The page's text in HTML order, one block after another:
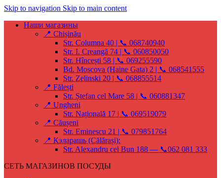
Skip to navigation Skip to main content
Наши магазины
📍 Chișinău
Str. Columna 40 | 📞 068740940
Str. I. Creangă 74 | 📞 060850050
Str. Hîncești 58 | 📞 069255590
Bd. Moscova (Haine Gata) 2 | 📞 068541555
Str. Zelinski 20 | 📞 068855514
📍 Fălești
Str. Ștefan cel Mare 58 | 📞 060881347
📍 Ungheni
Str. Națională 17 | 📞 069519079
📍 Căușeni
Str. Eminescu 21 | 📞 079851764
📍 Кэларашь (Călărași):
Str. Alexandru cel Bun 188 — 📞062 081 333
СЕТЬ МАГАЗИНОВ ПОСУДЫ